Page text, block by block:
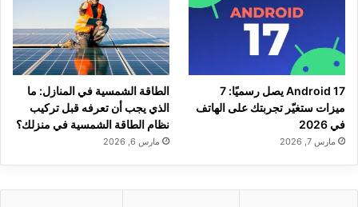
Android 17 يصل رسميًا: 7
ميزات ستغيّر تجربتك على الهاتف
في 2026
مارس 7, 2026
الطاقة الشمسية في المنازل: ما
الذي يجب أن تعرفه قبل تركيب
نظام الطاقة الشمسية في منزلك؟
مارس 6, 2026